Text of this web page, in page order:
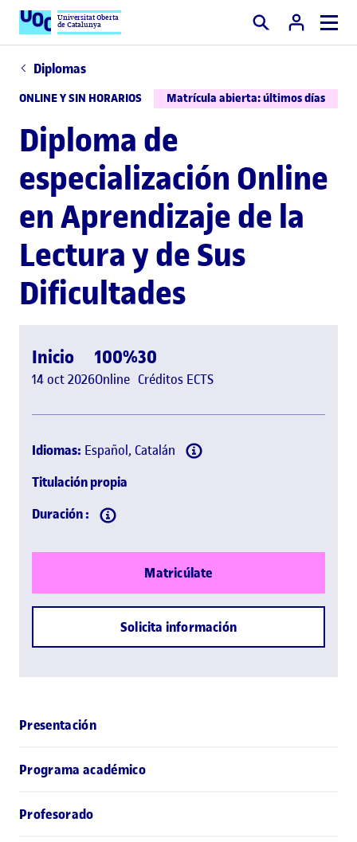
Universitat Oberta
de Catalunya Buscar
Diplomas
ONLINE Y SIN HORARIOS Matrícula abierta: últimos días
Diploma de
especialización Online
en Aprendizaje de la
Lectura y de Sus
Dificultades
Inicio
14 oct 2026
100%
Online
30
Créditos ECTS
Idiomas: Español, Catalán
Titulación propia
Duración :
Matricúlate
Solicita información
Presentación
Programa académico
Profesorado